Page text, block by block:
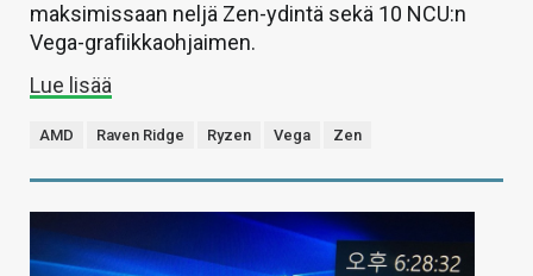
maksimissaan neljä Zen-ydintä sekä 10 NCU:n
Vega-grafiikkaohjaimen.
Lue lisää
AMD Raven Ridge Ryzen Vega Zen